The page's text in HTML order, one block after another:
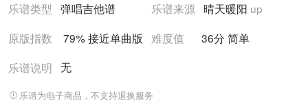
乐谱类型
弹唱吉他谱 乐谱来源 晴天暖阳 up
原版指数
79% 接近单曲版 难度值 36分 简单
乐谱说明 无
乐谱为电子商品，不支持退换服务